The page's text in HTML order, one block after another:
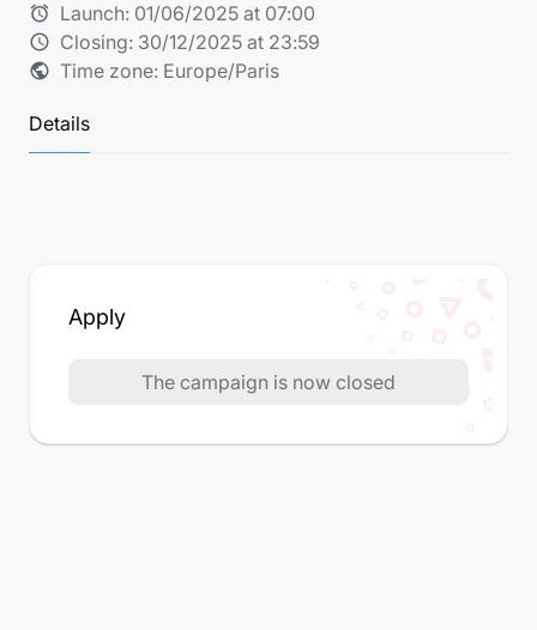
alarm Launch: 01/06/2025 at 07:00
schedule Closing: 30/12/2025 at 23:59
public Time zone: Europe/Paris
Details
Apply
The campaign is now closed